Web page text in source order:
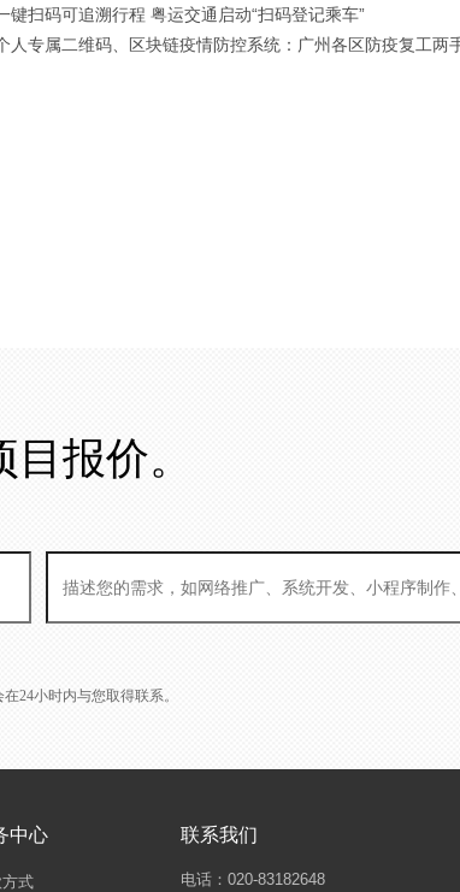
键扫码可追溯行程 粤运交通启动“扫码登记乘车”
人专属二维码、区块链疫情防控系统：广州各区防疫复工两
报价。
24小时内与您取得联系。
中心
式
联系我们
电话：020-83182648